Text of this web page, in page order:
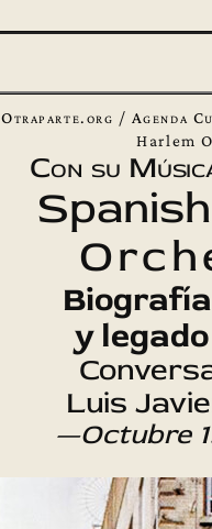
Otraparte.org / Agenda
Harlem
Con su
y
Luis
—Octubre